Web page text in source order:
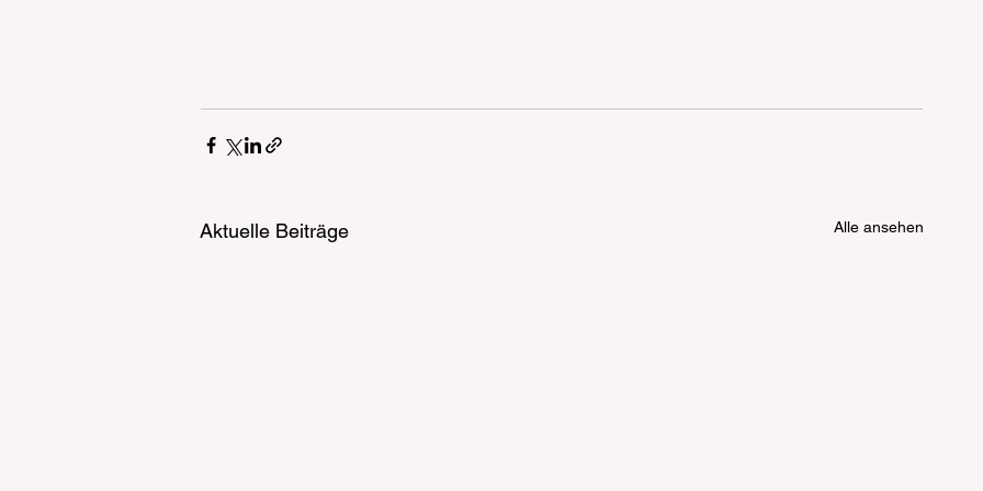
Aktuelle Beiträge Alle ansehen